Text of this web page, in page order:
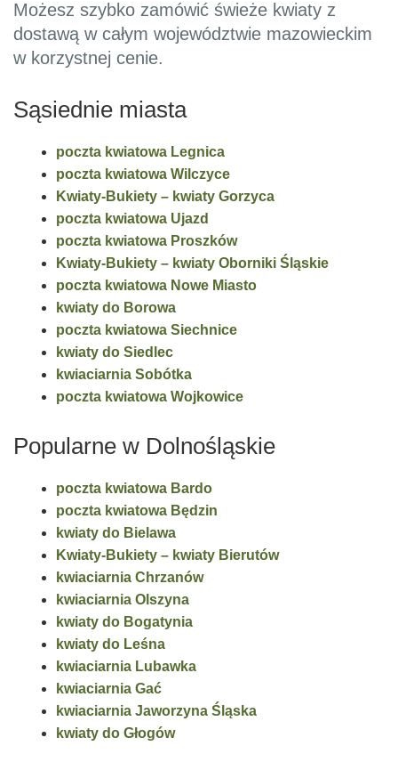
Możesz szybko zamówić świeże kwiaty z
dostawą w całym województwie mazowieckim
w korzystnej cenie.
Sąsiednie miasta
poczta kwiatowa Legnica
poczta kwiatowa Wilczyce
Kwiaty-Bukiety – kwiaty Gorzyca
poczta kwiatowa Ujazd
poczta kwiatowa Proszków
Kwiaty-Bukiety – kwiaty Oborniki Śląskie
poczta kwiatowa Nowe Miasto
kwiaty do Borowa
poczta kwiatowa Siechnice
kwiaty do Siedlec
kwiaciarnia Sobótka
poczta kwiatowa Wojkowice
Popularne w Dolnośląskie
poczta kwiatowa Bardo
poczta kwiatowa Będzin
kwiaty do Bielawa
Kwiaty-Bukiety – kwiaty Bierutów
kwiaciarnia Chrzanów
kwiaciarnia Olszyna
kwiaty do Bogatynia
kwiaty do Leśna
kwiaciarnia Lubawka
kwiaciarnia Gać
kwiaciarnia Jaworzyna Śląska
kwiaty do Głogów